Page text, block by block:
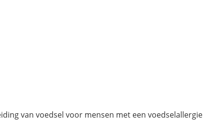
van voedsel voor mensen met een voedselallergie